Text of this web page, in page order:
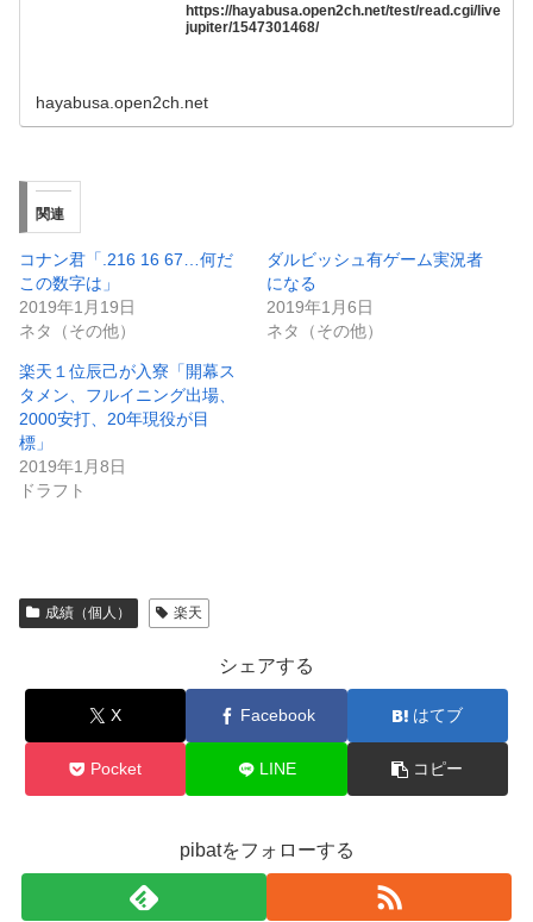
https://hayabusa.open2ch.net/test/read.cgi/live
jupiter/1547301468/
hayabusa.open2ch.net
関連
コナン君「.216 16 67…何だ
この数字は」
2019年1月19日
ネタ（その他）
ダルビッシュ有ゲーム実況者
になる
2019年1月6日
ネタ（その他）
楽天１位辰己が入寮「開幕ス
タメン、フルイニング出場、
2000安打、20年現役が目
標」
2019年1月8日
ドラフト
成績（個人） 楽天
シェアする
X Facebook はてブ
Pocket LINE コピー
pibatをフォローする